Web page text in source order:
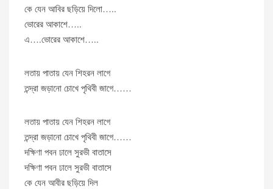
কে যেন আবির ছড়িয়ে দিলো…..
ভোরের আকাশে…..
এ….ভোরের আকাশে…..
লতায় পাতায় যেন শিহরন লাগে
তন্দ্রা জড়ানো চোখে পৃথিবী জাগে……
লতায় পাতায় যেন শিহরন লাগে
তন্দ্রা জড়ানো চোখে পৃথিবী জাগে……
দক্ষিণা পবন ঢালে সুরভী বাতাসে
দক্ষিণা পবন ঢালে সুরভী বাতাসে
কে যেন আবীর ছড়িয়ে দিল